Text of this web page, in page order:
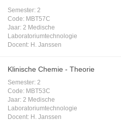
Semester: 2
Code: MBT57C
Jaar: 2 Medische
Laboratoriumtechnologie
Docent: H. Janssen
Klinische Chemie - Theorie
Semester: 2
Code: MBT53C
Jaar: 2 Medische
Laboratoriumtechnologie
Docent: H. Janssen